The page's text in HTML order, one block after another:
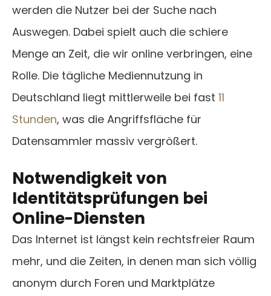
werden die Nutzer bei der Suche nach
Auswegen. Dabei spielt auch die schiere
Menge an Zeit, die wir online verbringen, eine
Rolle. Die tägliche Mediennutzung in
Deutschland liegt mittlerweile bei fast 11
Stunden, was die Angriffsfläche für
Datensammler massiv vergrößert.
Notwendigkeit von
Identitätsprüfungen bei
Online-Diensten
Das Internet ist längst kein rechtsfreier Raum
mehr, und die Zeiten, in denen man sich völlig
anonym durch Foren und Marktplätze